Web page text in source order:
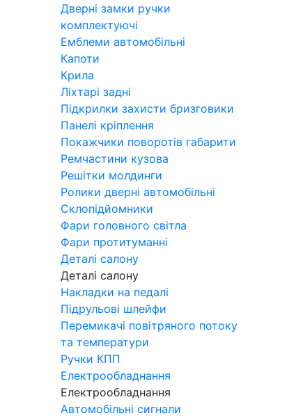
Дверні замки ручки
комплектуючі
Емблеми автомобільні
Капоти
Крила
Ліхтарі задні
Підкрилки захисти бризговики
Панелі кріплення
Покажчики поворотів габарити
Ремчастини кузова
Решітки молдинги
Ролики дверні автомобільні
Склопідйомники
Фари головного світла
Фари протитуманні
Деталі салону
Деталі салону
Накладки на педалі
Підрульові шлейфи
Перемикачі повітряного потоку
та температури
Ручки КПП
Електрообладнання
Електрообладнання
Автомобільні сигнали